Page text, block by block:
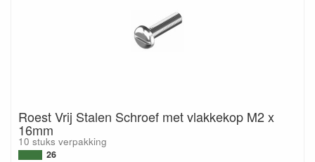
Roest Vrij Stalen Schroef met vlakkekop M2 x
16mm
10 stuks verpakking
26